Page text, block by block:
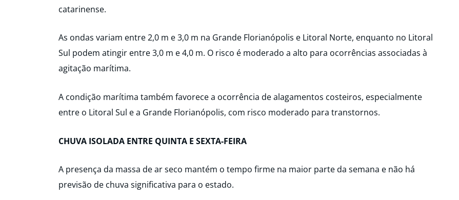
catarinense.
As ondas variam entre 2,0 m e 3,0 m na Grande Florianópolis e Litoral Norte, enquanto no Litoral
Sul podem atingir entre 3,0 m e 4,0 m. O risco é moderado a alto para ocorrências associadas à
agitação marítima.
A condição marítima também favorece a ocorrência de alagamentos costeiros, especialmente
entre o Litoral Sul e a Grande Florianópolis, com risco moderado para transtornos.
CHUVA ISOLADA ENTRE QUINTA E SEXTA-FEIRA
A presença da massa de ar seco mantém o tempo firme na maior parte da semana e não há
previsão de chuva significativa para o estado.